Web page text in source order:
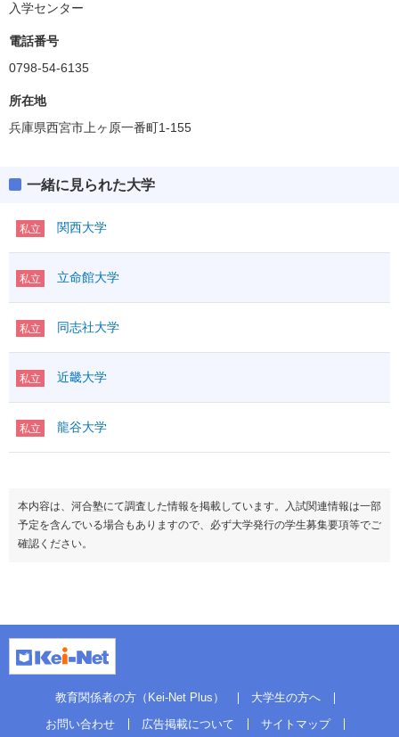
入学センター
電話番号
0798-54-6135
所在地
兵庫県西宮市上ヶ原一番町1-155
一緒に見られた大学
私立 関西大学
私立 立命館大学
私立 同志社大学
私立 近畿大学
私立 龍谷大学
本内容は、河合塾にて調査した情報を掲載しています。入試関連情報は一部
予定を含んでいる場合もありますので、必ず大学発行の学生募集要項等でご
確認ください。
教育関係者の方（Kei-Net Plus）
大学生の方へ
お問い合わせ
広告掲載について サイトマップ